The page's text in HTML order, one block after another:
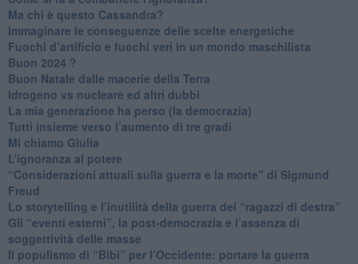
Ma chi è questo Cassandra?
Immaginare le conseguenze delle scelte energetiche
​Fuochi d’artificio e fuochi veri in un mondo maschilista
Buon 2024 ?
​Buon Natale dalle macerie della Terra
​Idrogeno vs nucleare ed altri dubbi
​La mia generazione ha perso (la democrazia)
​Tutti insieme verso l’aumento di tre gradi
Mi chiamo Giulia
L’ignoranza al potere
​“Considerazioni attuali sulla guerra e la morte" di Sigmund
Freud
​Lo storytelling e l’inutilità della guerra dei “ragazzi di destra”
​Gli “eventi esterni”, la post-democrazia e l’assenza di
soggettività delle masse
​Il populismo di “Bibi” per l’Occidente: portare la guerra